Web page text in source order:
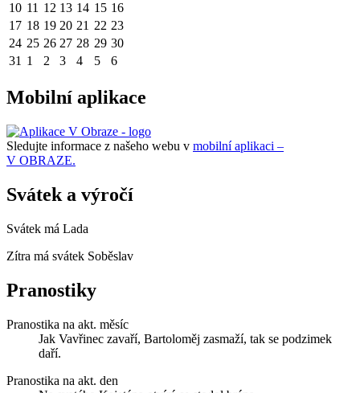
10 11 12 13 14 15 16
17 18 19 20 21 22 23
24 25 26 27 28 29 30
31 1 2 3 4 5 6
Mobilní aplikace
Sledujte informace z našeho webu v mobilní aplikaci –
V OBRAZE.
Svátek a výročí
Svátek má Lada
Zítra má svátek Soběslav
Pranostiky
Pranostika na akt. měsíc
Jak Vavřinec zavaří, Bartoloměj zasmaží, tak se podzimek
daří.
Pranostika na akt. den